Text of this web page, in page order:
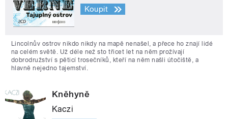
Koupit
Lincolnův ostrov nikdo nikdy na mapě nenašel, a přece ho znají lidé
na celém světě. Už déle než sto třicet let na něm prožívají
dobrodružství s pěticí trosečníků, kteří na něm našli útočiště, a
hlavně nejedno tajemství.
Kněhyně
Kaczi